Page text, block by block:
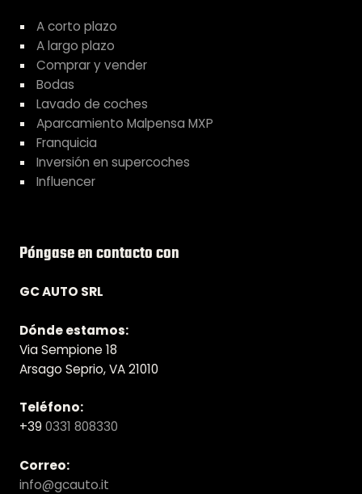
A corto plazo
A largo plazo
Comprar y vender
Bodas
Lavado de coches
Aparcamiento Malpensa MXP
Franquicia
Inversión en supercoches
Influencer
Póngase en contacto con
GC AUTO SRL
Dónde estamos:
Via Sempione 18
Arsago Seprio, VA 21010
Teléfono:
+39 0331 808330
Correo:
info@gcauto.it